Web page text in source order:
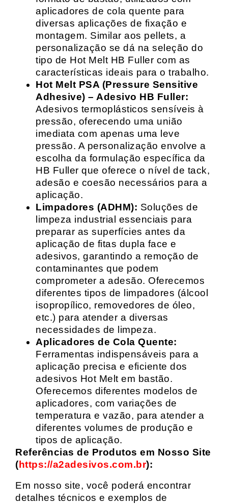
aplicadores de cola quente para
diversas aplicações de fixação e
montagem. Similar aos pellets, a
personalização se dá na seleção do
tipo de Hot Melt HB Fuller com as
características ideais para o trabalho.
Hot Melt PSA (Pressure Sensitive
Adhesive) – Adesivo HB Fuller:
Adesivos termoplásticos sensíveis à
pressão, oferecendo uma união
imediata com apenas uma leve
pressão. A personalização envolve a
escolha da formulação específica da
HB Fuller que oferece o nível de tack,
adesão e coesão necessários para a
aplicação.
Limpadores (ADHM): Soluções de
limpeza industrial essenciais para
preparar as superfícies antes da
aplicação de fitas dupla face e
adesivos, garantindo a remoção de
contaminantes que podem
comprometer a adesão. Oferecemos
diferentes tipos de limpadores (álcool
isopropílico, removedores de óleo,
etc.) para atender a diversas
necessidades de limpeza.
Aplicadores de Cola Quente:
Ferramentas indispensáveis para a
aplicação precisa e eficiente dos
adesivos Hot Melt em bastão.
Oferecemos diferentes modelos de
aplicadores, com variações de
temperatura e vazão, para atender a
diferentes volumes de produção e
tipos de aplicação.
Referências de Produtos em Nosso Site
(https://a2adesivos.com.br):
Em nosso site, você poderá encontrar
detalhes técnicos e exemplos de